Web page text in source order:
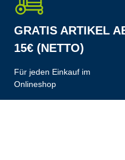
GRATIS ARTIKEL
15€ (NETTO)
Für jeden Einkauf im
Onlineshop